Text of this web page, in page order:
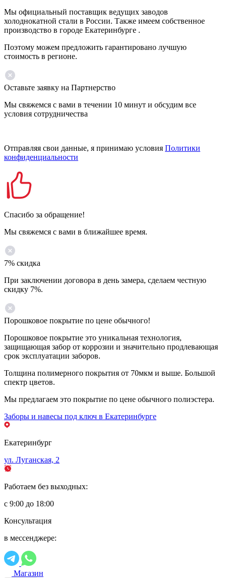
Мы официальный поставщик ведущих заводов
холоднокатной стали в России. Также имеем собственное
производство в городе Екатеринбурге .
Поэтому можем предложить гарантировано лучшую
стоимость в регионе.
Оставьте заявку на Партнерство
Мы свяжемся с вами в течении 10 минут и обсудим все
условия сотрудничества
Отправляя свои данные, я принимаю условия Политики
конфиденциальности
Спасибо за обращение!
Мы свяжемся с вами в ближайшее время.
7% скидка
При заключении договора в день замера, сделаем честную
скидку 7%.
Порошковое покрытие по цене обычного!
Порошковое покрытие это уникальная технология,
защищающая забор от коррозии и значительно продлевающая
срок эксплуатации заборов.
Толщина полимерного покрытия от 70мкм и выше. Большой
спектр цветов.
Мы предлагаем это покрытие по цене обычного полиэстера.
Заборы и навесы под ключ в Екатеринбурге
Екатеринбург
ул. Луганская, 2
Работаем без выходных:
с 9:00 до 18:00
Консультация
в мессенджере:
Магазин